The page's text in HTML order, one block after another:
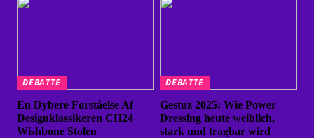
DEBATTE
En Dybere Forståelse Af
Designklassikeren CH24
Wishbone Stolen
DEBATTE
Gestuz 2025: Wie Power
Dressing heute weiblich,
stark und tragbar wird